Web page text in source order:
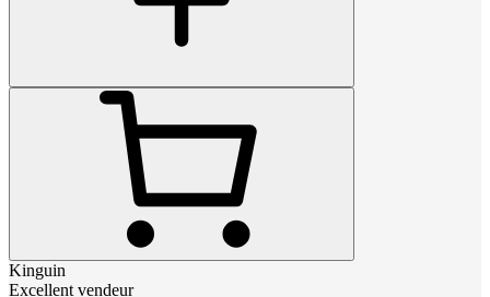
Kinguin
Excellent vendeur